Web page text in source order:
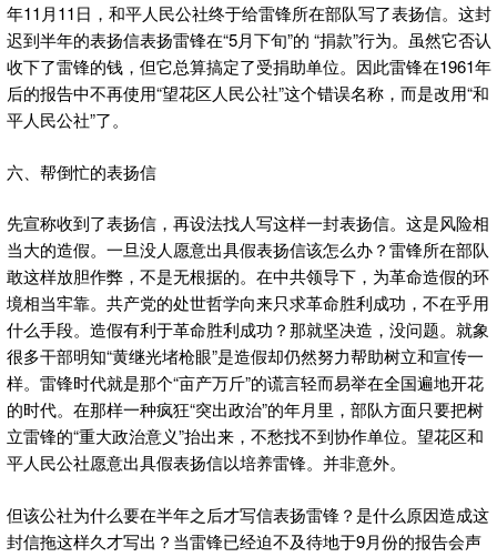
年11月11日，和平人民公社终于给雷锋所在部队写了表扬信。这封
迟到半年的表扬信表扬雷锋在“5月下旬”的 “捐款”行为。虽然它否认
收下了雷锋的钱，但它总算搞定了受捐助单位。因此雷锋在1961年
后的报告中不再使用“望花区人民公社”这个错误名称，而是改用“和
平人民公社”了。
六、帮倒忙的表扬信
先宣称收到了表扬信，再设法找人写这样一封表扬信。这是风险相
当大的造假。一旦没人愿意出具假表扬信该怎么办？雷锋所在部队
敢这样放胆作弊，不是无根据的。在中共领导下，为革命造假的环
境相当牢靠。共产党的处世哲学向来只求革命胜利成功，不在乎用
什么手段。造假有利于革命胜利成功？那就坚决造，没问题。就象
很多干部明知“黄继光堵枪眼”是造假却仍然努力帮助树立和宣传一
样。雷锋时代就是那个“亩产万斤”的谎言轻而易举在全国遍地开花
的时代。在那样一种疯狂“突出政治”的年月里，部队方面只要把树
立雷锋的“重大政治意义”抬出来，不愁找不到协作单位。望花区和
平人民公社愿意出具假表扬信以培养雷锋。并非意外。
但该公社为什么要在半年之后才写信表扬雷锋？是什么原因造成这
封信拖这样久才写出？当雷锋已经迫不及待地于9月份的报告会声